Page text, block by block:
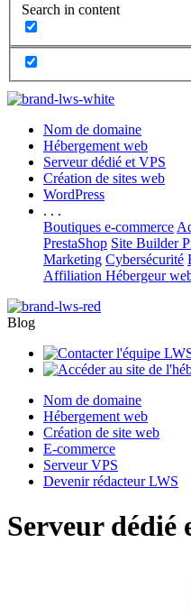
Search in content
Nom de domaine
Hébergement web
Serveur dédié et VPS
Création de sites web
WordPress
. . .
Boutiques e-commerce
PrestaShop Site Builder
Marketing Cybersécurité
Affiliation Hébergeur
Blog
Nom de domaine
Hébergement web
Création de site web
E-commerce
Serveur VPS
Devenir rédacteur LWS
Serveur dédié